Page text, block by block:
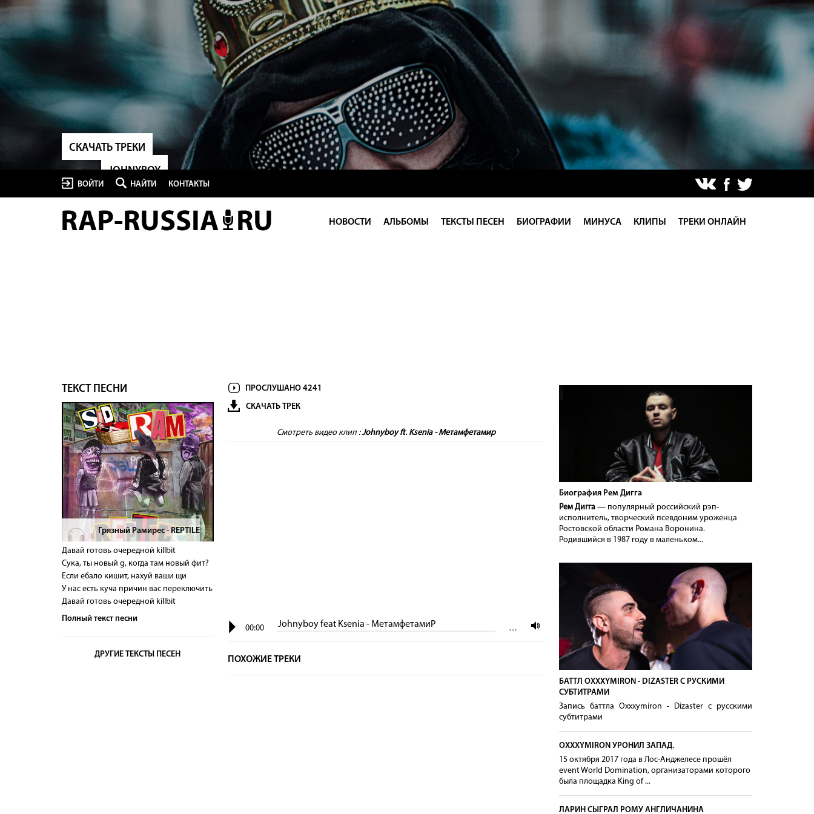
ВОЙТИ НАЙТИ КОНТАКТЫ
НОВОСТИ АЛЬБОМЫ ТЕКСТЫ ПЕСЕН БИОГРАФИИ МИНУСА КЛИПЫ ТРЕКИ ОНЛАЙН
СКАЧАТЬ ТРЕКИ
JOHNYBOY
ТЕКСТ ПЕСНИ
> Грязный Рамирес - REPTILE
Давай готовь очередной killbit
Сука, ты новый g, когда там новый фит?
Если ебало кишит, нахуй ваши щи
У нас есть куча причин вас переключить
Давай готовь очередной killbit
Полный текст песни
ДРУГИЕ ТЕКСТЫ ПЕСЕН
ПРОСЛУШАНО 4241
СКАЧАТЬ ТРЕК
Смотреть видео клип :Johnyboy ft. Ksenia - Метамфетамир
Johnyboy feat Ksenia - МетамфетамиР
00:00 …
ПОХОЖИЕ ТРЕКИ
Биография Рем Дигга
Рем Дигга— популярный российский рэп-
исполнитель, творческий псевдоним уроженца
Ростовской области Романа Воронина.
Родившийся в 1987 году в маленьком...
БАТТЛ OXXXYMIRON - DIZASTER С РУСКИМИ
СУБТИТРАМИ
Запись баттла Oxxxymiron - Dizaster с русскими
субтитрами
OXXXYMIRON УРОНИЛ ЗАПАД.
15 октября 2017 года в Лос-Анджелесе прошёл
event World Domination, организаторами которого
была площадка King of ...
ЛАРИН СЫГРАЛ РОМУ АНГЛИЧАНИНА